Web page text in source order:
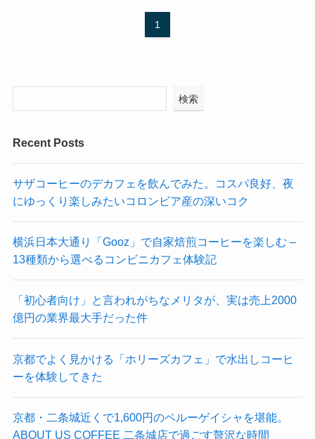
1
検索
Recent Posts
サザコーヒーのデカフェを飲んでみた。コスパ良好、夜
にゆっくり楽しみたいコロンビア産の深いコク
横浜日本大通り「Gooz」で自家焙煎コーヒーを楽しむ –
13種類から選べるコンビニカフェ体験記
「初心者向け」と言われがちなメリタが、実は売上2000
億円の業界最大手だった件
京都でよく見かける「ホリーズカフェ」で水出しコーヒ
ーを体験してきた
京都・二条城近くで1,600円のペルーゲイシャを堪能。
ABOUT US COFFEE 二条城店で過ごす贅沢な時間